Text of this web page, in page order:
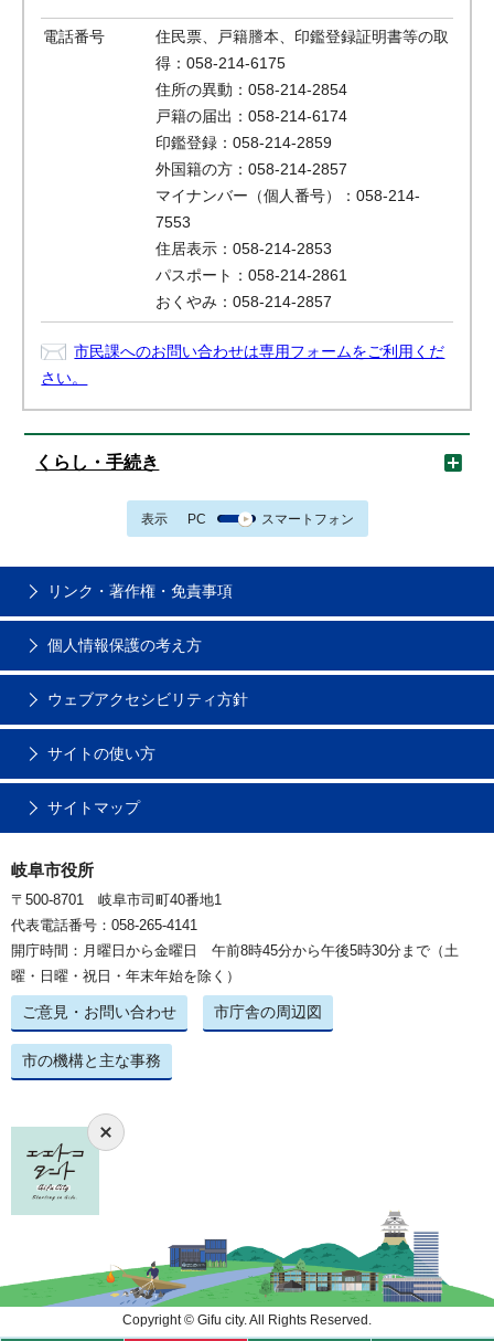
電話番号
住民票、戸籍謄本、印鑑登録証明書等の取
得：058-214-6175
住所の異動：058-214-2854
戸籍の届出：058-214-6174
印鑑登録：058-214-2859
外国籍の方：058-214-2857
マイナンバー（個人番号）：058-214-
7553
住居表示：058-214-2853
パスポート：058-214-2861
おくやみ：058-214-2857
市民課へのお問い合わせは専用フォームをご利用くだ
さい。
くらし・手続き
表示 PC スマートフォン
リンク・著作権・免責事項
個人情報保護の考え方
ウェブアクセシビリティ方針
サイトの使い方
サイトマップ
岐阜市役所
〒500-8701 岐阜市司町40番地1
代表電話番号：058-265-4141
開庁時間：月曜日から金曜日 午前8時45分から午後5時30分まで（土
曜・日曜・祝日・年末年始を除く）
ご意見・お問い合わせ 市庁舎の周辺図
市の機構と主な事務
Copyright © Gifu city. All Rights Reserved.